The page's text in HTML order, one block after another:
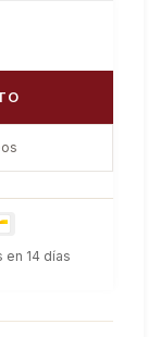
en 14 días